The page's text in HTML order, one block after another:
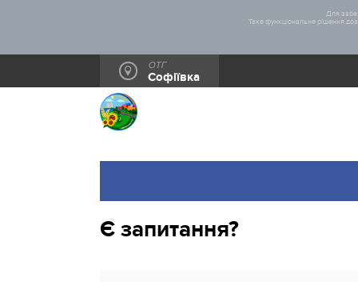
Для
Таке функціональне рішення
ОТГ
Софіївка
Є запитання?